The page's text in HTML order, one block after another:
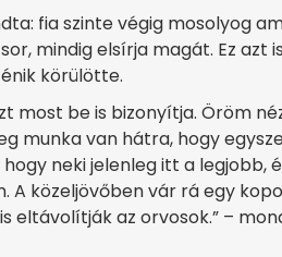
fia szinte végig mosolyog
mindig elsírja magát. Ez azt
körülötte.
most be is bizonyítja. Öröm
munka van hátra, hogy
neki jelenleg itt a legjobb,
A közeljövőben vár rá egy
eltávolítják az orvosok.” –